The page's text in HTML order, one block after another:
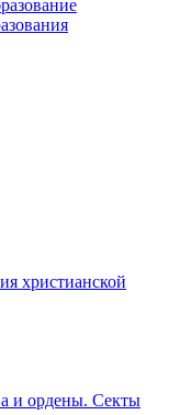
христианской
и ордены. Секты